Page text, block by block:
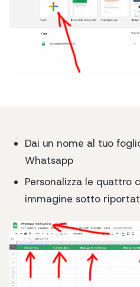
Dai un nome al tuo
Whatsapp
Personalizza le quattro
immagine sotto